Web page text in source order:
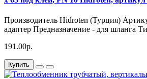
Производитель Hidroten (Турция)
адаптер Предназначение - для шланга
191.00р.
Купить